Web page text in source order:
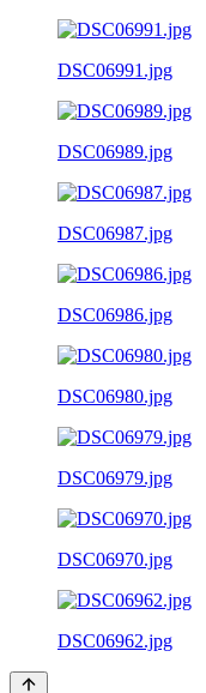
DSC06991.jpg
DSC06989.jpg
DSC06987.jpg
DSC06986.jpg
DSC06980.jpg
DSC06979.jpg
DSC06970.jpg
DSC06962.jpg